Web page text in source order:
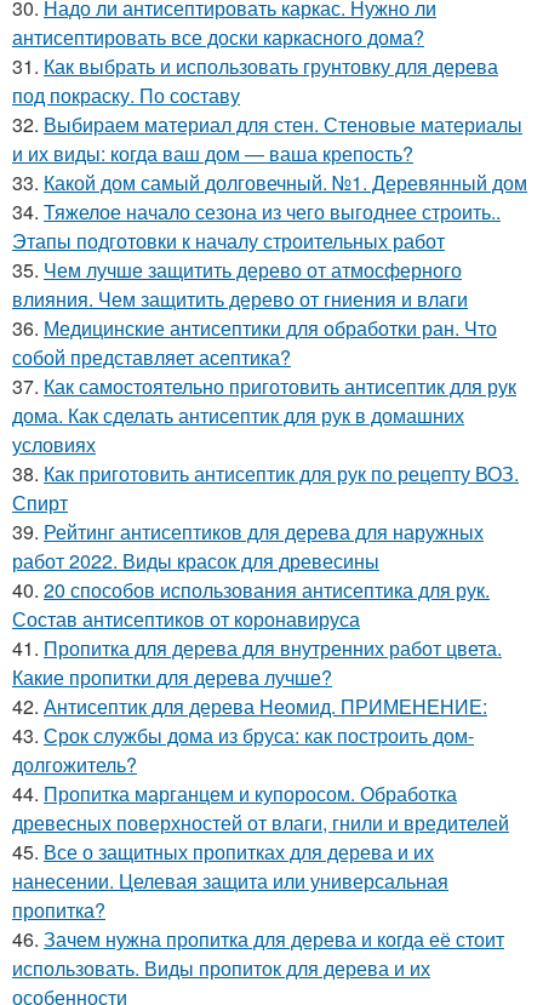
30. Надо ли антисептировать каркас. Нужно ли
антисептировать все доски каркасного дома?
31. Как выбрать и использовать грунтовку для дерева
под покраску. По составу
32. Выбираем материал для стен. Стеновые материалы
и их виды: когда ваш дом — ваша крепость?
33. Какой дом самый долговечный. №1. Деревянный дом
34. Тяжелое начало сезона из чего выгоднее строить..
Этапы подготовки к началу строительных работ
35. Чем лучше защитить дерево от атмосферного
влияния. Чем защитить дерево от гниения и влаги
36. Медицинские антисептики для обработки ран. Что
собой представляет асептика?
37. Как самостоятельно приготовить антисептик для рук
дома. Как сделать антисептик для рук в домашних
условиях
38. Как приготовить антисептик для рук по рецепту ВОЗ.
Спирт
39. Рейтинг антисептиков для дерева для наружных
работ 2022. Виды красок для древесины
40. 20 способов использования антисептика для рук.
Состав антисептиков от коронавируса
41. Пропитка для дерева для внутренних работ цвета.
Какие пропитки для дерева лучше?
42. Антисептик для дерева Неомид. ПРИМЕНЕНИЕ:
43. Срок службы дома из бруса: как построить дом-
долгожитель?
44. Пропитка марганцем и купоросом. Обработка
древесных поверхностей от влаги, гнили и вредителей
45. Все о защитных пропитках для дерева и их
нанесении. Целевая защита или универсальная
пропитка?
46. Зачем нужна пропитка для дерева и когда её стоит
использовать. Виды пропиток для дерева и их
особенности